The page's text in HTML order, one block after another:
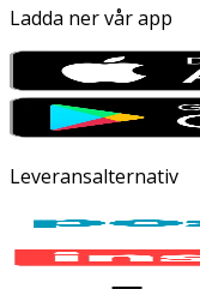
Ladda ner vår app
Leveransalternativ